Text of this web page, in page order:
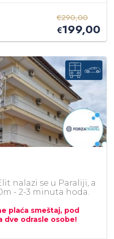
€290,00
€199,00
nalazi se u Paraliji, a
- 2-3 minuta hoda.
plaća smeštaj, pod
dve odrasle osobe!